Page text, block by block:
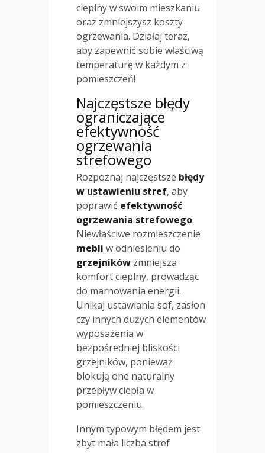
cieplny w swoim mieszkaniu
oraz zmniejszysz koszty
ogrzewania. Działaj teraz,
aby zapewnić sobie właściwą
temperaturę w każdym z
pomieszczeń!
Najczęstsze błędy
ograniczające
efektywność
ogrzewania
strefowego
Rozpoznaj najczęstsze błędy
w ustawieniu stref, aby
poprawić efektywność
ogrzewania strefowego.
Niewłaściwe rozmieszczenie
mebli w odniesieniu do
grzejników zmniejsza
komfort cieplny, prowadząc
do marnowania energii.
Unikaj ustawiania sof, zasłon
czy innych dużych elementów
wyposażenia w
bezpośredniej bliskości
grzejników, ponieważ
blokują one naturalny
przepływ ciepła w
pomieszczeniu.
Innym typowym błędem jest
zbyt mała liczba stref